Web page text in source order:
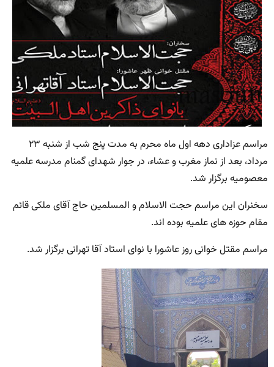
مراسم عزاداری دهه اول ماه محرم به مدت پنج شب از شنبه ۲۳
مرداد، بعد از نماز مغرب و عشاء، در جوار شهدای گمنام مدرسه علمیه
معصومیه برگزار شد.
سخنران این مراسم حجت الاسلام و المسلمین حاج آقای ملکی قائم
مقام حوزه های علمیه بوده اند.
مراسم مقتل خوانی روز عاشورا با نوای استاد آقا تهرانی برگزار شد.
نمایشگر
ویدیو